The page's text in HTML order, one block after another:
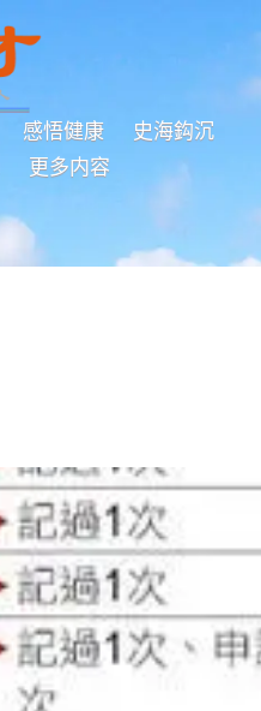
感悟健康
史海鈎沉
更多内容